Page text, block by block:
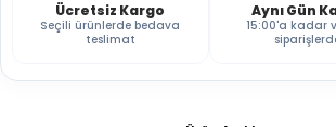
Ücretsiz Kargo
Seçili ürünlerde bedava
teslimat
Aynı Gün
15:00'a kadar